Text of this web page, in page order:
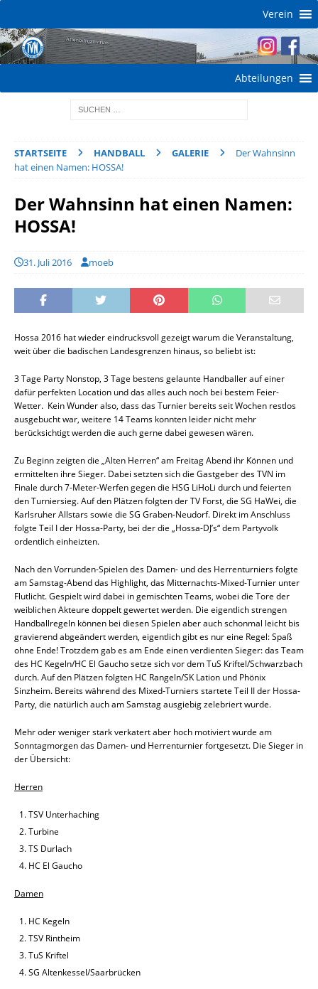
Verein
Abteilungen
STARTSEITE HANDBALL GALERIE
Der Wahnsinn
hat einen Namen: HOSSA!
Der Wahnsinn hat einen Namen:
HOSSA!
31. Juli 2016 moeb
Hossa 2016 hat wieder eindrucksvoll gezeigt warum die Veranstaltung,
weit über die badischen Landesgrenzen hinaus, so beliebt ist:
3 Tage Party Nonstop, 3 Tage bestens gelaunte Handballer auf einer
dafür perfekten Location und das alles auch noch bei bestem Feier-
Wetter. Kein Wunder also, dass das Turnier bereits seit Wochen restlos
ausgebucht war, weitere 14 Teams konnten leider nicht mehr
berücksichtigt werden die auch gerne dabei gewesen wären.
Zu Beginn zeigten die „Alten Herren“ am Freitag Abend ihr Können und
ermittelten ihre Sieger. Dabei setzten sich die Gastgeber des TVN im
Finale durch 7-Meter-Werfen gegen die HSG LiHoLi durch und feierten
den Turniersieg. Auf den Plätzen folgten der TV Forst, die SG HaWei, die
Karlsruher Allstars sowie die SG Graben-Neudorf. Direkt im Anschluss
folgte Teil I der Hossa-Party, bei der die „Hossa-DJ’s“ dem Partyvolk
ordentlich einheizten.
Nach den Vorrunden-Spielen des Damen- und des Herrenturniers folgte
am Samstag-Abend das Highlight, das Mitternachts-Mixed-Turnier unter
Flutlicht. Gespielt wird dabei in gemischten Teams, wobei die Tore der
weiblichen Akteure doppelt gewertet werden. Die eigentlich strengen
Handballregeln können bei diesen Spielen aber auch schonmal leicht bis
gravierend abgeändert werden, eigentlich gibt es nur eine Regel: Spaß
ohne Ende! Trotzdem gab es am Ende einen verdienten Sieger: das Team
des HC Kegeln/HC El Gaucho setze sich vor dem TuS Kriftel/Schwarzbach
durch. Auf den Plätzen folgten HC Rangeln/SK Lation und Phönix
Sinzheim. Bereits während des Mixed-Turniers startete Teil II der Hossa-
Party, die natürlich auch am Samstag ausgiebig zelebriert wurde.
Mehr oder weniger stark verkatert aber hoch motiviert wurde am
Sonntagmorgen das Damen- und Herrenturnier fortgesetzt. Die Sieger in
der Übersicht:
Herren
TSV Unterhaching
Turbine
TS Durlach
HC El Gaucho
Damen
HC Kegeln
TSV Rintheim
TuS Kriftel
SG Altenkessel/Saarbrücken